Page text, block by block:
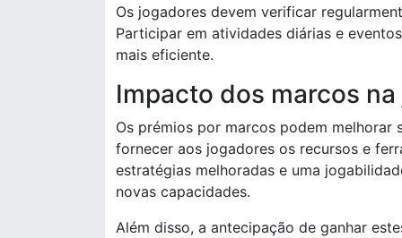
Os jogadores devem verificar
Participar em atividades diárias e
mais eficiente.
Impacto dos marcos
Os prémios por marcos podem
fornecer aos jogadores os recursos e
estratégias melhoradas e uma
novas capacidades.
Além disso, a antecipação de ganhar